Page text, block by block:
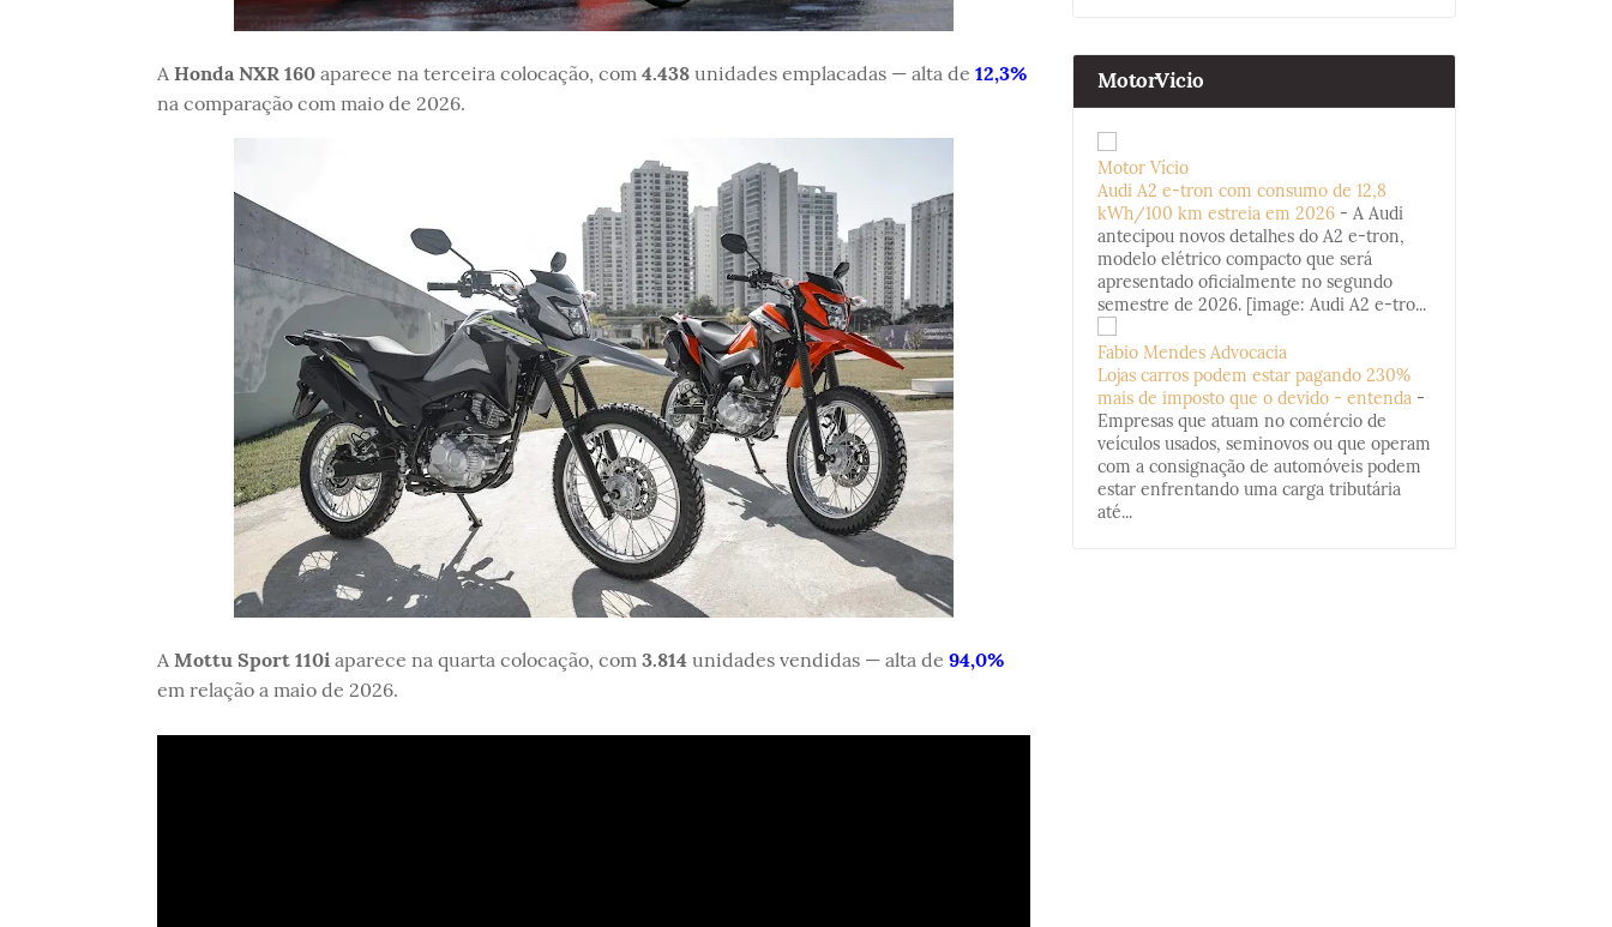
A Honda NXR 160aparece na terceira colocação, com 4.438unidades emplacadas — alta de 12,3%
na comparação com maio de 2026.
A Mottu Sport 110iaparece na quarta colocação, com 3.814unidades vendidas — alta de 94,0%
em relação a maio de 2026.
MotorVicio
Motor Vício
Audi A2 e-tron com consumo de 12,8
kWh/100 km estreia em 2026 - A Audi
antecipou novos detalhes do A2 e-tron,
modelo elétrico compacto que será
apresentado oficialmente no segundo
semestre de 2026. [image: Audi A2 e-tro...
Fabio Mendes Advocacia
Lojas carros podem estar pagando 230%
mais de imposto que o devido - entenda -
Empresas que atuam no comércio de
veículos usados, seminovos ou que operam
com a consignação de automóveis podem
estar enfrentando uma carga tributária
até...